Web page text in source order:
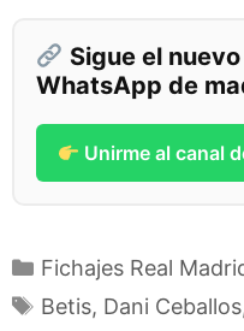
Sigue el
WhatsApp de
Unirme al canal
Categorías
Fichajes Real
Etiquetas
Betis, Dani Ceballos